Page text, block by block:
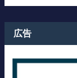
広告